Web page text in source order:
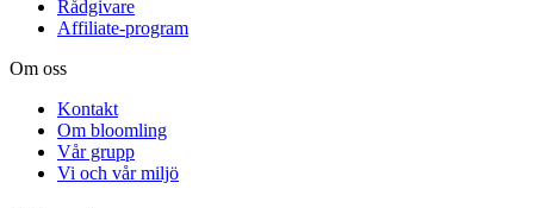
Rådgivare
Affiliate-program
Om oss
Kontakt
Om bloomling
Vår grupp
Vi och vår miljö